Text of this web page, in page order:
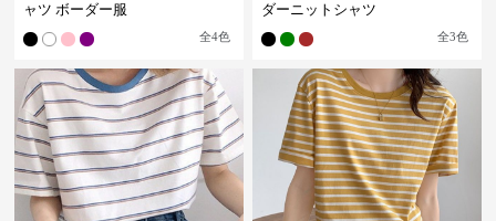
ャツ ボーダー服
全4色
ダーニットシャツ
全3色